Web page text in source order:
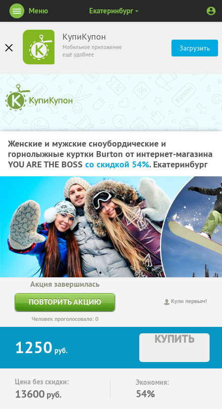
КупиКупон
Мобильное приложение
ещё удобнее
Загрузить
Меню Екатеринбург
Женские и мужские сноубордические и
горнолыжные куртки Burton от интернет-магазина
YOU ARE THE BOSS со скидкой 54%. Екатеринбург
Купи первым!
Акция завершилась
ПОВТОРИТЬ АКЦИЮ
Человек проголосовало: 0
1250 руб.
КУПИТЬ
Цена без скидки:
13600 руб.
Экономия:
54%